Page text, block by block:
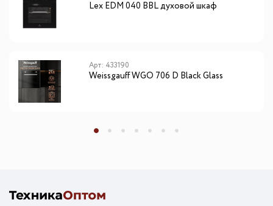
Lex EDM 040 BBL духовой шкаф
Арт: 433190
Weissgauff WGO 706 D Black Glass